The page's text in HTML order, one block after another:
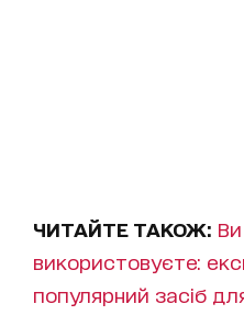
ЧИТАЙТЕ ТАКОЖ:
використовуєте:
популярний засіб